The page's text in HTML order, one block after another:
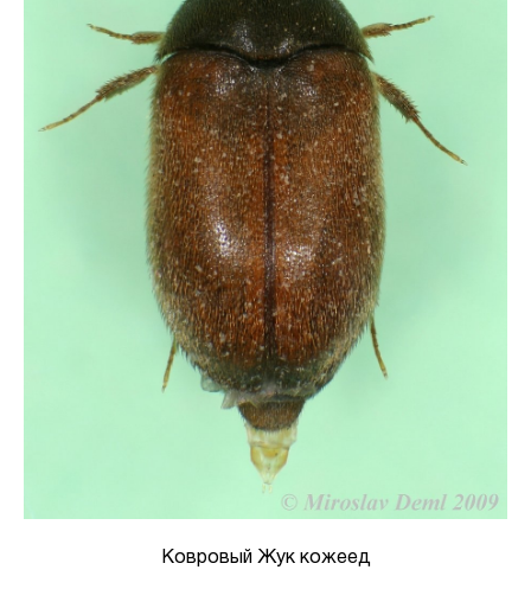
Ковровый Жук кожеед